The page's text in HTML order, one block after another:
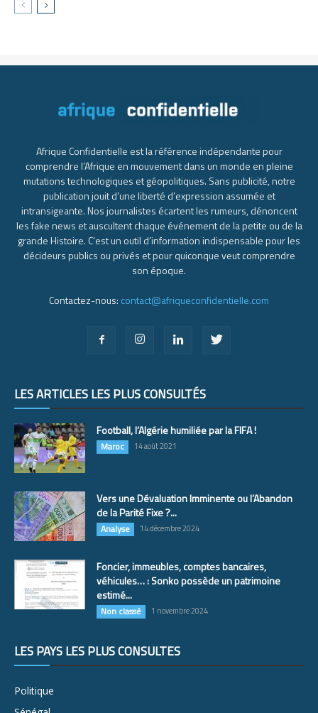
Afrique Confidentielle est la référence indépendante pour
comprendre l’Afrique en mouvement dans un monde en pleine
mutations technologiques et géopolitiques. Sans publicité, notre
publication jouit d’une liberté d’expression assumée et
intransigeante. Nos journalistes écartent les rumeurs, dénoncent
les fake news et auscultent chaque événement de la petite ou de la
grande Histoire. C’est un outil d’information indispensable pour les
décideurs publics ou privés et pour quiconque veut comprendre
son époque.
Contactez-nous: contact@afriqueconfidentielle.com
LES ARTICLES LES PLUS CONSULTÉS
Football, l’Algérie humiliée par la FIFA !
Maroc 14 août 2021
Vers une Dévaluation Imminente ou l’Abandon
de la Parité Fixe ?...
Analyse 14 décembre 2024
Foncier, immeubles, comptes bancaires,
véhicules… : Sonko possède un patrimoine
estimé...
Non classé 1 novembre 2024
LES PAYS LES PLUS CONSULTÉS
Politique